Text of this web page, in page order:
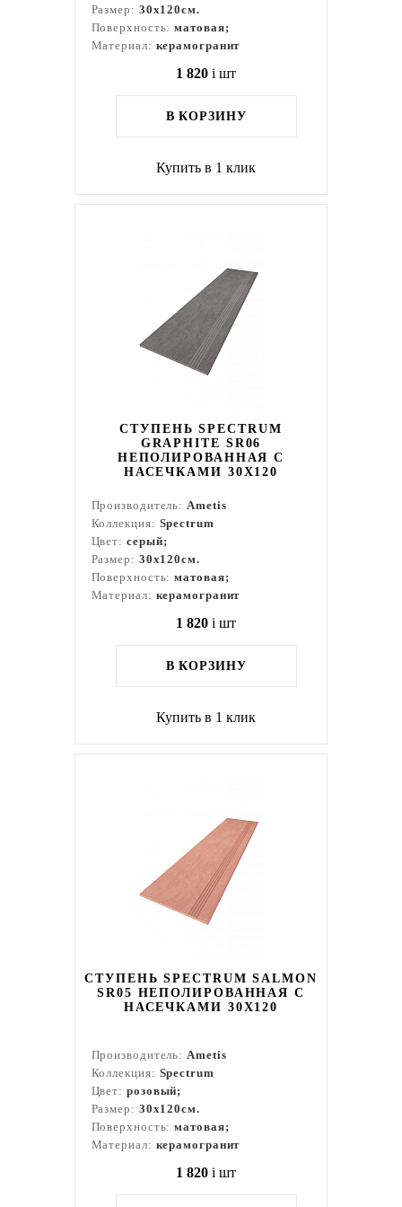
Размер: 30x120см.
Поверхность:матовая;
Материал: керамогранит
1 820 i шт
В КОРЗИНУ
Купить в 1 клик
СТУПЕНЬ SPECTRUM
GRAPHITE SR06
НЕПОЛИРОВАННАЯ С
НАСЕЧКАМИ 30X120
Производитель:Ametis
Коллекция: Spectrum
Цвет: серый;
Размер: 30x120см.
Поверхность:матовая;
Материал: керамогранит
1 820 i шт
В КОРЗИНУ
Купить в 1 клик
СТУПЕНЬ SPECTRUM SALMON
SR05 НЕПОЛИРОВАННАЯ С
НАСЕЧКАМИ 30X120
Производитель:Ametis
Коллекция: Spectrum
Цвет: розовый;
Размер: 30x120см.
Поверхность:матовая;
Материал: керамогранит
1 820 i шт